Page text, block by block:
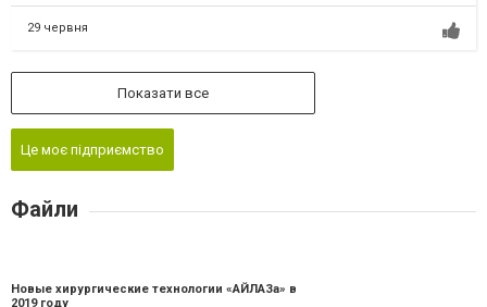
29 червня
Показати все
Це моє підприємство
Файли
Новые хирургические технологии «АЙЛАЗа» в
2019 году